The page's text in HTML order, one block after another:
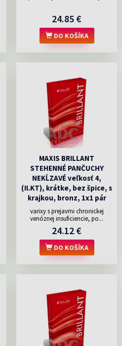
24.85 €
DO KOŠÍKA
MAXIS BRILLANT
STEHENNÉ PANČUCHY
NEKĹZAVÉ veľkosť 4,
(II.KT), krátke, bez špice, s
krajkou, bronz, 1x1 pár
varixy s prejavmi chronickej
venóznej insuficiencie, po...
24.12 €
DO KOŠÍKA